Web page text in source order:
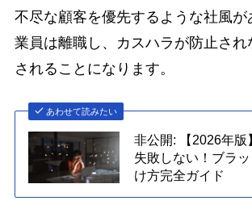
不尽な顧客を優先するような社風が
業員は離職し、カスハラが防止され
されることになります。
あわせて読みたい
非公開: 【2026年版
失敗しない！ブラ
け方完全ガイド